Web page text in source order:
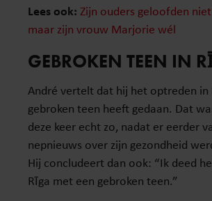
Lees ook: Zijn ouders geloofden
maar zijn vrouw Marjorie wél
GEBROKEN TEEN IN
André vertelt dat hij het optreden in
gebroken teen heeft gedaan. Dat
deze keer echt zo, nadat er eerder
nepnieuws over zijn gezondheid
Hij concludeert dan ook: “Ik deed
Rīga met een gebroken teen.”